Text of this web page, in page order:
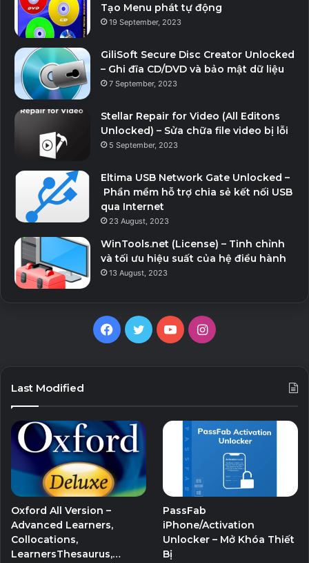
Tạo Menu phát tự động
19 September, 2023
GiliSoft Secure Disc Creator Unlocked
– Ghi đĩa CD/DVD và bảo mật dữ liệu
7 September, 2023
Stellar Repair for Video (All Editons
Unlocked) – Sửa chữa file video bị lỗi
5 September, 2023
Eltima USB Network Gate Unlocked –
Phần mềm hỗ trợ chia sẻ kết nối USB
qua Internet
23 August, 2023
WinTools.net (License) – Tinh chỉnh
và tối ưu hiệu suất của hệ điều hành
13 August, 2023
Facebook
TwitterYouTubeInstagram
Last Modified
Oxford All Version –
Advanced Learners,
Collocations,
LearnersThesaurus,…
PassFab
iPhone/Activation
Unlocker – Mở Khóa Thiết
Bị